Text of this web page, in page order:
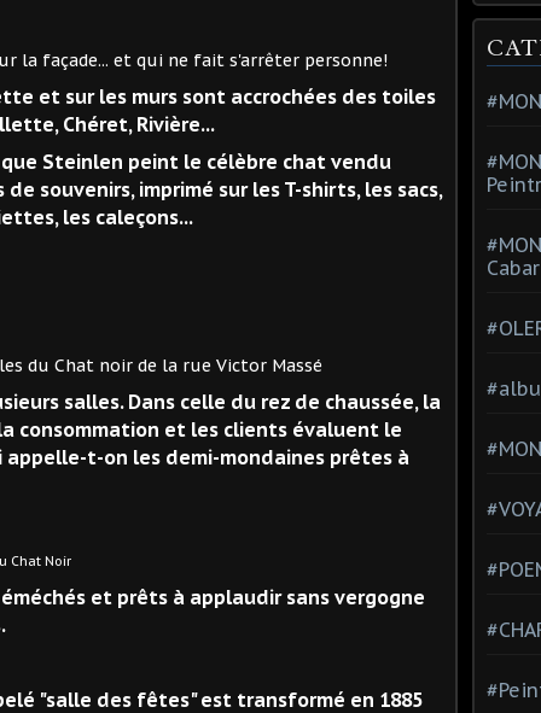
et qui ne fait s'arrêter personne!
et sur les murs sont accrochées des toiles
Chéret, Rivière...
Steinlen peint le célèbre chat vendu
souvenirs, imprimé sur les T-shirts, les sacs,
les caleçons...
de la rue Victor Massé
salles. Dans celle du rez de chaussée, la
consommation et les clients évaluent le
t-on les demi-mondaines prêtes à
et prêts à applaudir sans vergogne
"salle des fêtes" est transformé en 1885